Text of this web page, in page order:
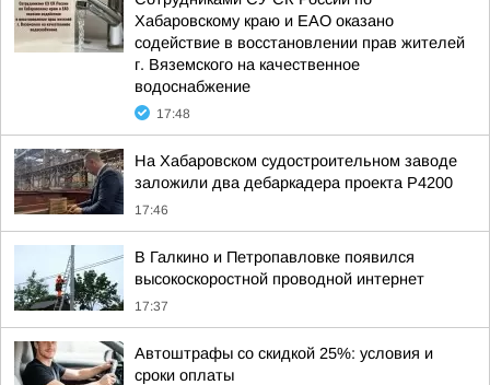
Хабаровскому краю и ЕАО оказано
содействие в восстановлении прав жителей
г. Вяземского на качественное
водоснабжение
17:48
На Хабаровском судостроительном заводе
заложили два дебаркадера проекта Р4200
17:46
В Галкино и Петропавловке появился
высокоскоростной проводной интернет
17:37
Автоштрафы со скидкой 25%: условия и
сроки оплаты